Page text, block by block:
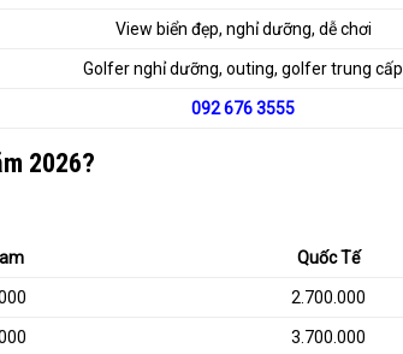
View biển đẹp, nghỉ dưỡng, dễ chơi
Golfer nghỉ dưỡng, outing, golfer trung cấp
092 676 3555
2026?
Quốc Tế
2.700.000
3.700.000